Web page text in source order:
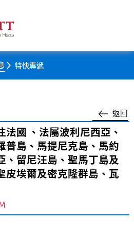
特快專遞
返回
國 、法屬波利尼西亞、
普島、馬提尼克島、馬約
、留尼汪島、聖馬丁島及
皮埃爾及密克隆群島、瓦